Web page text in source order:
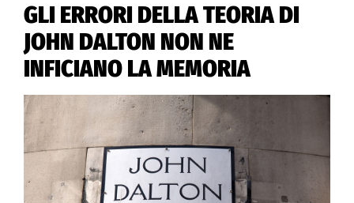
GLI ERRORI DELLA TEORIA DI
JOHN DALTON NON NE
INFICIANO LA MEMORIA